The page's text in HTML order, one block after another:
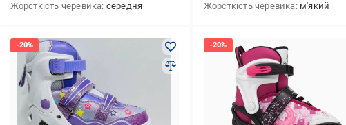
Жорсткість черевика середня
Жорсткість черевика м'який